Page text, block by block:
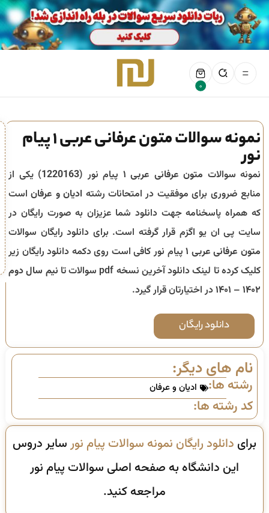
0
نمونه سوالات متون عرفانی عربی 1 پیام
نور
نمونه سوالات متون عرفانی عربی ۱ پیام نور (1220163) یکی از
منابع ضروری برای موفقیت در امتحانات رشته ادیان و عرفاناست
که همراه پاسخنامه جهت دانلود شما عزیزان به صورت رایگان در
سایت پی ان یو اگزم قرار گرفته است. برای دانلود رایگان سوالات
متون عرفانی عربی ۱ پیام نور کافی است روی دکمه دانلود رایگان زیر
کلیک کرده تا لینک دانلود آخرین نسخه pdf سوالات تا
نیم سال دوم
۱۴۰۲ – ۱۴۰۱
در اختیارتان قرار گیرد.
دانلود رایگان
نام های دیگر:
رشته ها: ادیان و عرفان
کد رشته ها:
برای دانلود رایگان نمونه سوالات پیام نورسایر دروس
این دانشگاه به صفحه اصلی سوالات پیام نور
مراجعه کنید.